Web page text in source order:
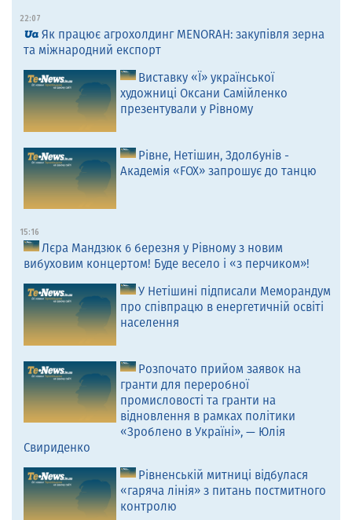
22:07
Як працює агрохолдинг MENORAH: закупівля зерна
та міжнародний експорт
Виставку «Ї» української
художниці Оксани Самійленко
презентували у Рівному
Рівне, Нетішин, Здолбунів -
Академія «FOX» запрошує до танцю
15:16
Лєра Мандзюк 6 березня у Рівному з новим
вибуховим концертом! Буде весело і «з перчиком»!
У Нетішині підписали Меморандум
про співпрацю в енергетичній освіті
населення
Розпочато прийом заявок на
гранти для переробної
промисловості та гранти на
відновлення в рамках політики
«Зроблено в Україні», — Юлія
Свириденко
Рівненській митниці відбулася
«гаряча лінія» з питань постмитного
контролю